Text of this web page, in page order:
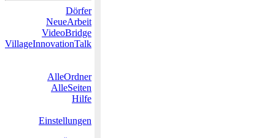
Dörfer
NeueArbeit
VideoBridge
VillageInnovationTalk
AlleOrdner
AlleSeiten
Hilfe
Einstellungen